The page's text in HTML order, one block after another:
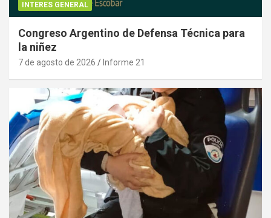
INTERES GENERAL
Congreso Argentino de Defensa Técnica para
la niñez
7 de agosto de 2026 Informe 21